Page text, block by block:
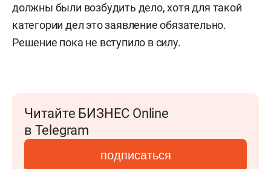
должны были возбудить дело, хотя для такой
категории дел это заявление обязательно.
Решение пока не вступило в силу.
Читайте БИЗНЕС Online
в Telegram
подписаться